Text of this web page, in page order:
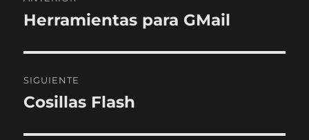
de
Entrada
Herramientas para GMail
SIGUIENTE
Entrada
Cosillas Flash